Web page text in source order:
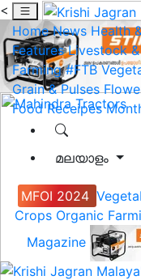
<
Home News Health
Features Livestock
Farming #FTB
Grain & Pulses
Food Receipes
മലയാളം
MFOI 2024
Crops Organic
Magazine